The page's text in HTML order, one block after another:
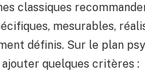
classiques
mesurables,
définis. Sur le plan
ajouter quelques critères :